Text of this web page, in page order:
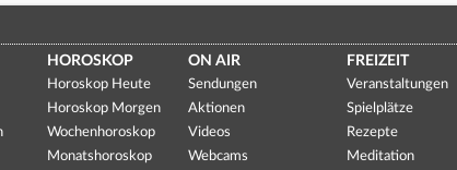
HOROSKOP
Horoskop Heute
Horoskop Morgen
Wochenhoroskop
Monatshoroskop
ON AIR
Sendungen
Aktionen
Videos
Webcams
FREIZEIT
Veranstaltungen
Spielplätze
Rezepte
Meditation